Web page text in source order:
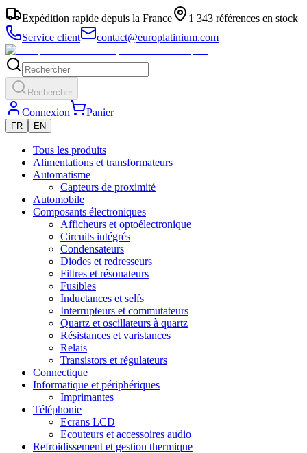
Expédition rapide depuis la France
1 343 références en stock
Service client
contact@europlatinium.com
Rechercher
Connexion Panier
FR EN
Tous les produits
Alimentations et transformateurs
Automatisme
Capteurs de proximité
Automobile
Composants électroniques
Afficheurs et optoélectronique
Circuits intégrés
Condensateurs
Diodes et redresseurs
Filtres et résonateurs
Fusibles
Inductances et selfs
Interrupteurs et commutateurs
Quartz et oscillateurs à quartz
Résistances et varistances
Relais
Transistors et régulateurs
Connectique
Informatique et périphériques
Imprimantes
Téléphonie
Ecrans LCD
Ecouteurs et accessoires audio
Refroidissement et gestion thermique